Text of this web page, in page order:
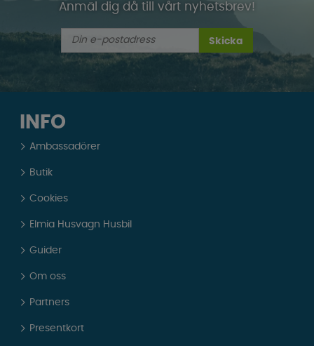
Anmäl dig då till vårt nyhetsbrev!
Skicka
INFO
Ambassadörer
Butik
Cookies
Elmia Husvagn Husbil
Guider
Om oss
Partners
Presentkort